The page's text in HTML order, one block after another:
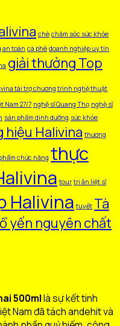
chè chăm sóc sức khỏe
an toàn cà phê doanh nghiệp uy tín
giải thưởng Top
tài trợ chương trình nghệ thuật
Nam 27/7 nghệ sĩ Quang Thọ nghệ sĩ
sản phẩm dinh dưỡng sức khỏe
hiệu Halivina thương
chức năng thực
tour tri ân liệt sĩ
Halivina tuyết Tà
yến nguyên chất
500mllà sự kết tinh
Nam đã tách andehit và